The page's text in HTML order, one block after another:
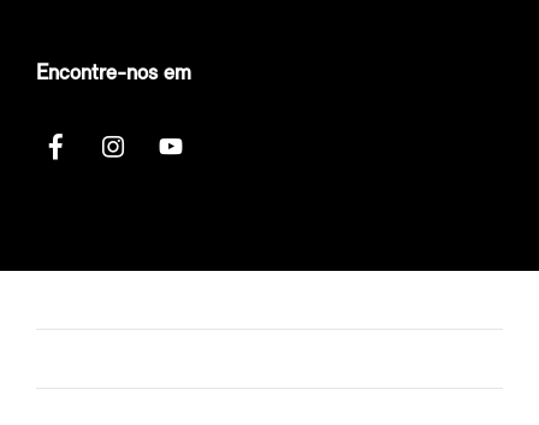
Encontre-nos em